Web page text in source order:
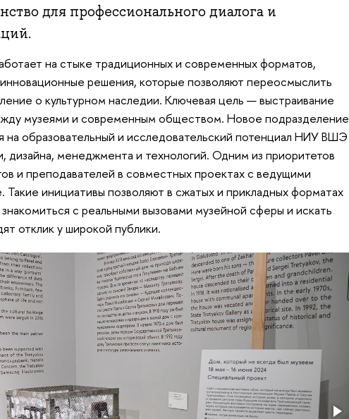
для профессионального диалога и
на стыке традиционных и современных форматов,
решения, которые позволяют переосмыслить
о культурном наследии. Ключевая цель — выстраивание
музеями и современным обществом. Новое подразделение
на образовательный и исследовательский потенциал НИУ ВШЭ
дизайна, менеджмента и технологий. Одним из приоритетов
и преподавателей в совместных проектах с ведущими
Такие инициативы позволяют в сжатых и прикладных форматах
с реальными вызовами музейной сферы и искать
отклик у широкой публики.